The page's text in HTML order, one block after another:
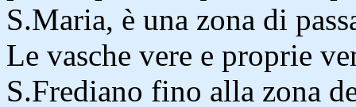
S.Maria, è una zona di
Le vasche vere e proprie
S.Frediano fino alla zona